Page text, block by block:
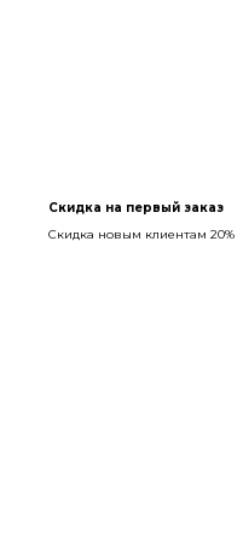
Скидка на первый заказ
Скидка новым клиентам 20%